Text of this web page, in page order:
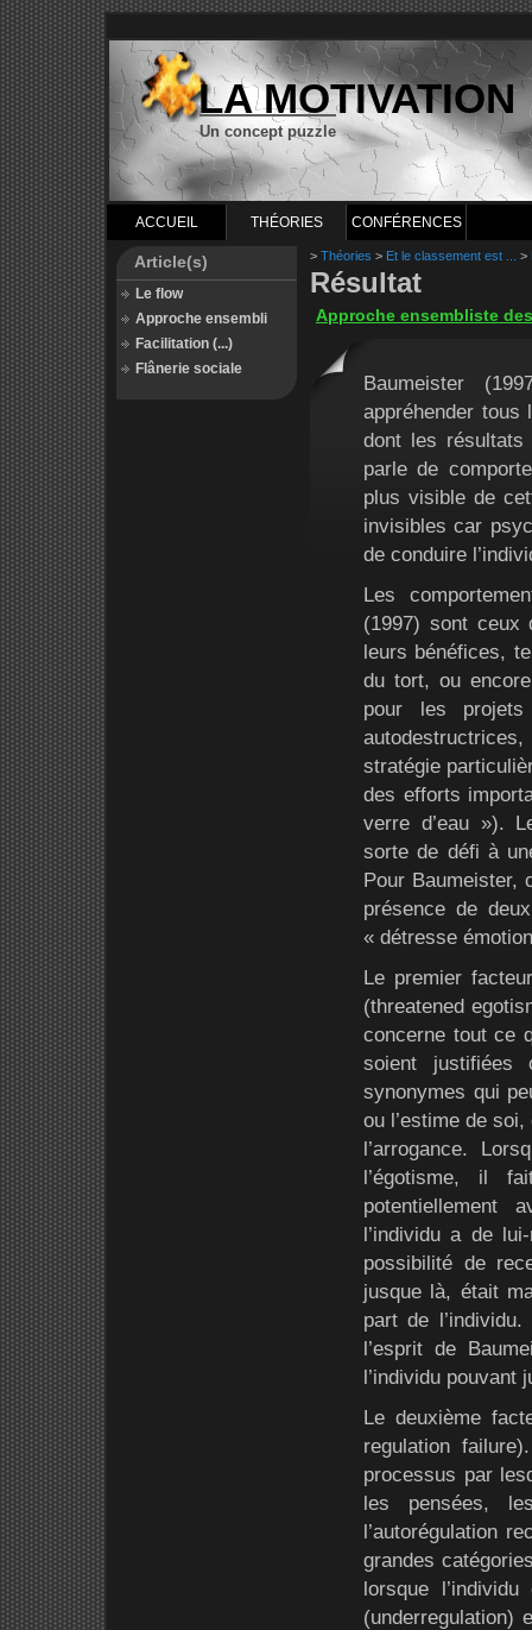
LA MOTIVATION
Un concept puzzle
ACCUEIL THÉORIES CONFÉRENCES
Article(s)
Le flow
Approche ensembli
Facilitation (...)
Flânerie sociale
> Théories > Et le classement est ... >
Résultat
Approche ensembliste
Baumeister
appréhender tous
dont les résultats
parle de
plus visible de
invisibles car
de conduire
Les
(1997) sont ceux
leurs bénéfices,
du tort, ou
pour les projets
stratégie
des efforts
verre d’eau »).
sorte de défi à
Pour Baumeister,
présence de
« détresse
Le premier
(threatened
concerne tout ce
soient justifiées
synonymes qui
ou l’estime de
l’arrogance.
l’égotisme, il
potentiellement
l’individu a de
possibilité de
jusque là, était
part de
l’esprit de
l’individu pouvant
Le deuxième
regulation
processus par
les pensées,
l’autorégulation
grandes
lorsque
(underregulation)